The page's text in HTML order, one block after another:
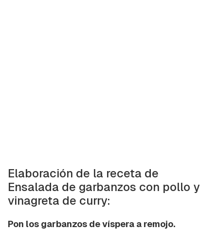
Elaboración de la receta de
Ensalada de garbanzos con pollo y
vinagreta de curry:
Pon los garbanzos de víspera a remojo.